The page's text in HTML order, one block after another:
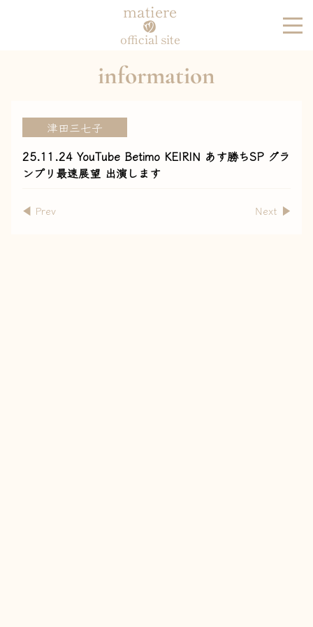
matiere
official site
information
津田三七子
25.11.24 YouTube Betimo KEIRIN あす勝ちSP グラ
ンプリ最速展望 出演します
◀︎ Prev Next ▶︎